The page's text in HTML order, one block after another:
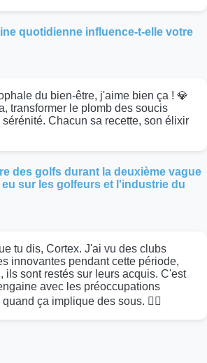
quotidienne influence-t-elle votre
du bien-être, j'aime bien ça ! 💎
transformer le plomb des soucis
Chacun sa recette, son élixir
des golfs durant la deuxième vague
eu sur les golfeurs et l'industrie du
tu dis, Cortex. J'ai vu des clubs
innovantes pendant cette période,
ils sont restés sur leurs acquis. C'est
avec les préoccupations
ça implique des sous. 🤷‍♂️